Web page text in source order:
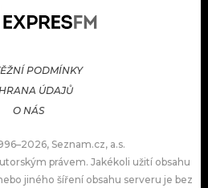
PODMÍNKY
ÚDAJŮ
O NÁS
Seznam.cz, a.s.
právem. Jakékoli užití obsahu
jiného šíření obsahu serveru je bez